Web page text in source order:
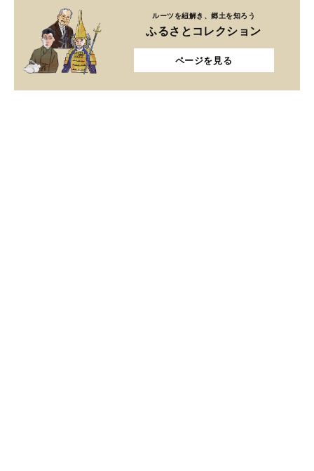
ルーツを紐解き、郷土を知ろう
ふるさとコレクション
ページを見る